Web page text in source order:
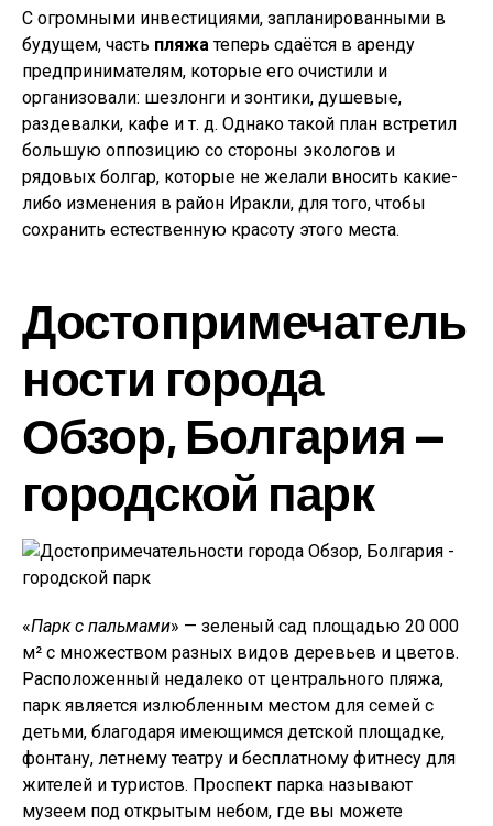
С огромными инвестициями, запланированными в
будущем, часть пляжатеперь сдаётся в аренду
предпринимателям, которые его очистили и
организовали: шезлонги и зонтики, душевые,
раздевалки, кафе и т. д. Однако такой план встретил
большую оппозицию со стороны экологов и
рядовых болгар, которые не желали вносить какие-
либо изменения в район Иракли, для того, чтобы
сохранить естественную красоту этого места.
Достопримечатель
ности города
Обзор, Болгария —
городской парк
«Парк с пальмами» — зеленый сад площадью 20 000
м² с множеством разных видов деревьев и цветов.
Расположенный недалеко от центрального пляжа,
парк является излюбленным местом для семей с
детьми, благодаря имеющимся детской площадке,
фонтану, летнему театру и бесплатному фитнесу для
жителей и туристов. Проспект парка называют
музеем под открытым небом, где вы можете